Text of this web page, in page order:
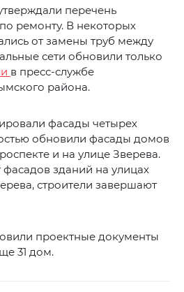
перечень
ремонту. В некоторых
от замены труб между
сети обновили только
в пресс-службе
района.
фасады четырех
обновили фасады домов
и на улице Зверева.
зданий на улицах
строители завершают
проектные документы
31 дом.